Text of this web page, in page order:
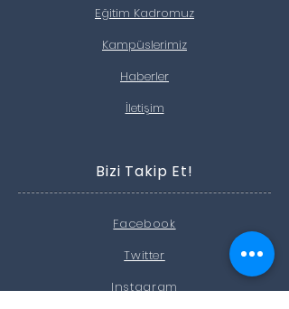
Eğitim Kadromuz
Kampüslerimiz
Haberler
İletişim
Bizi Takip Et!
Facebook
Twitter
Instagram